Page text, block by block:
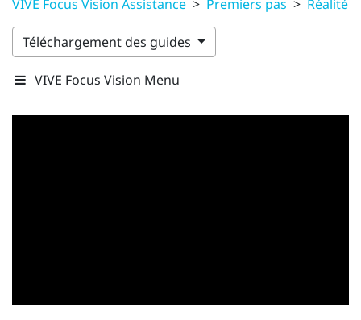
VIVE Focus Vision Assistance > Premiers pas > Réalité
Téléchargement des guides
VIVE Focus Vision Menu